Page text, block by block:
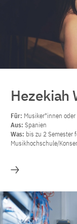
Hezekiah
Für: Musiker*innen
Aus: Spanien
Was: bis zu 2 Semester
Musikhochschule/